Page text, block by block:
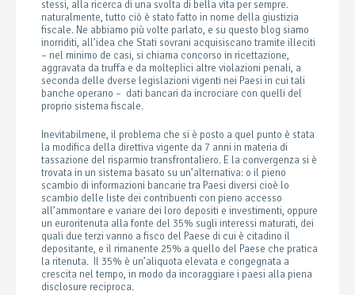
stessi, alla ricerca di una svolta di bella vita per sempre.
naturalmente, tutto ciò è stato fatto in nome della giustizia
fiscale. Ne abbiamo più volte parlato, e su questo blog siamo
inorriditi, all’idea che Stati sovrani acquisiscano tramite illeciti
– nel minimo de casi, si chiama concorso in ricettazione,
aggravata da truffa e da molteplici altre violazioni penali, a
seconda delle dverse legislazioni vigenti nei Paesi in cui tali
banche operano – dati bancari da incrociare con quelli del
proprio sistema fiscale.
Inevitabilmene, il problema che si è posto a quel punto è stata
la modifica della direttiva vigente da 7 anni in materia di
tassazione del risparmio transfrontaliero. E la convergenza si è
trovata in un sistema basato su un’alternativa: o il pieno
scambio di informazioni bancarie tra Paesi diversi cioè lo
scambio delle liste dei contribuenti con pieno accesso
all’ammontare e variare dei loro depositi e investimenti, oppure
un euroritenuta alla fonte del 35% sugli interessi maturati, dei
quali due terzi vanno a fisco del Paese di cui è citadino il
depositante, e il rimanente 25% a quello del Paese che pratica
la ritenuta. Il 35% è un’aliquota elevata e congegnata a
crescita nel tempo, in modo da incoraggiare i paesi alla piena
disclosure reciproca.